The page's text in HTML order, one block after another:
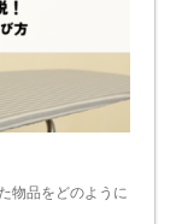
物品をどのように